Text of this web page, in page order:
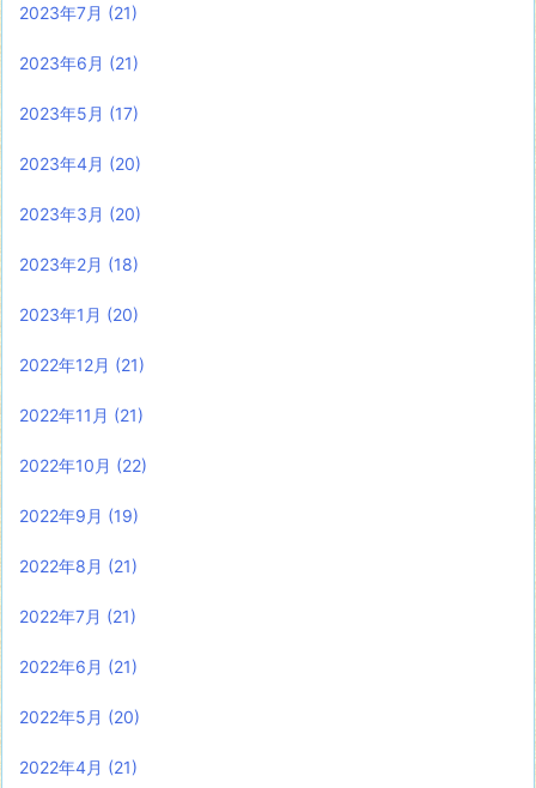
2023年7月 (21)
2023年6月 (21)
2023年5月 (17)
2023年4月 (20)
2023年3月 (20)
2023年2月 (18)
2023年1月 (20)
2022年12月 (21)
2022年11月 (21)
2022年10月 (22)
2022年9月 (19)
2022年8月 (21)
2022年7月 (21)
2022年6月 (21)
2022年5月 (20)
2022年4月 (21)